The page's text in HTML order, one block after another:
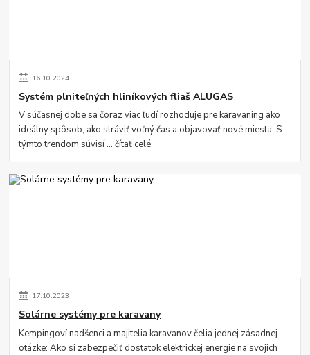
16.10.2024
Systém plniteľných hliníkových fliaš ALUGAS
V súčasnej dobe sa čoraz viac ľudí rozhoduje pre karavaning ako
ideálny spôsob, ako stráviť voľný čas a objavovať nové miesta. S
týmto trendom súvisí ...čítať celé
17.10.2023
Solárne systémy pre karavany
Kempingoví nadšenci a majitelia karavanov čelia jednej zásadnej
otázke: Ako si zabezpečiť dostatok elektrickej energie na svojich